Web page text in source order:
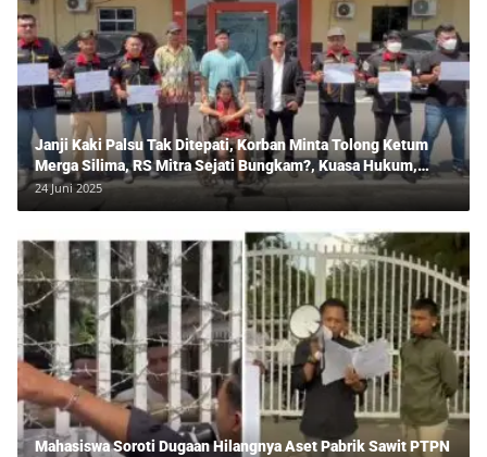
Janji Kaki Palsu Tak Ditepati, Korban Minta Tolong Ketum
Merga Silima, RS Mitra Sejati Bungkam?, Kuasa Hukum,
Hans Silalahi Dampingi Julita Cari Keadilan
24 Juni 2025
Mahasiswa Soroti Dugaan Hilangnya Aset Pabrik Sawit PTPN